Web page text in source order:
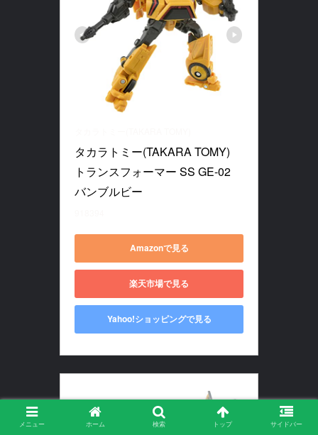
タカラトミー(TAKARA TOMY)
トランスフォーマー SS GE-02
バンブルビー
Amazonで見る
楽天市場で見る
Yahoo!ショッピングで見る
メニュー ホーム 検索 トップ サイドバー